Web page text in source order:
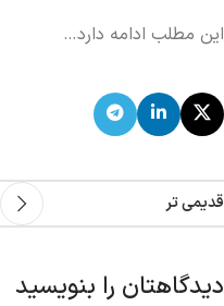
این مطلب ادامه دارد…
قدیمی تر
دیدگاهتان را بنویسید